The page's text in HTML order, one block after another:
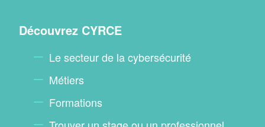
Menu
Découvrez CYRCE
Le secteur de la cybersécurité
Métiers
Formations